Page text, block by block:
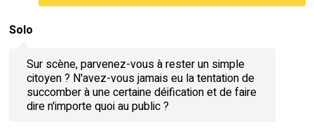
Solo
Sur scène, parvenez-vous à rester un simple
citoyen ? N'avez-vous jamais eu la tentation de
succomber à une certaine déification et de faire
dire n'importe quoi au public ?